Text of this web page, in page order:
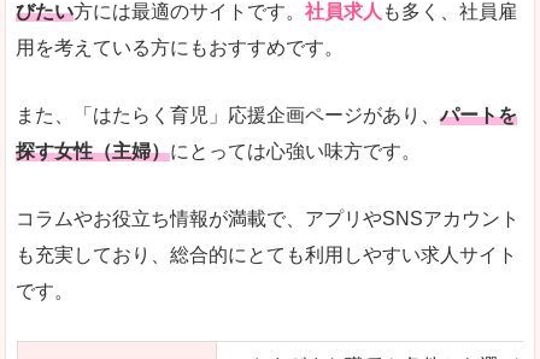
びたい方には最適のサイトです。 社員求人 も多く、社員雇
用を考えている方にもおすすめです。
また、「はたらく育児」応援企画ページがあり、パートを
探す女性（主婦）にとっては心強い味方です。
コラムやお役立ち情報が満載で、アプリやSNSアカウント
も充実しており、総合的にとても利用しやすい求人サイト
です。